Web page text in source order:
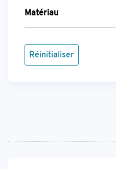
Matériau
Réinitialiser